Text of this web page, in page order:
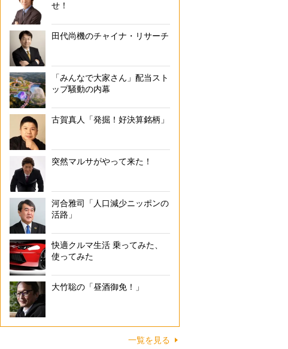
せ！
田代尚機のチャイナ・リサーチ
「みんなで大家さん」配当スト
ップ騒動の内幕
古賀真人「発掘！好決算銘柄」
突然マルサがやって来た！
河合雅司「人口減少ニッポンの
活路」
快適クルマ生活 乗ってみた、
使ってみた
大竹聡の「昼酒御免！」
一覧を見る